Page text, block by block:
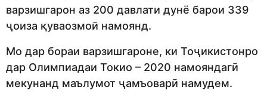
варзишгарон аз 200 давлати дунё барои 339
ҷоиза қуваозмоӣ намоянд.
Мо дар бораи варзишгароне, ки Тоҷикистонро
дар Олимпиадаи Токио – 2020 намояндагӣ
мекунанд маълумот ҷамъоварӣ намудем.